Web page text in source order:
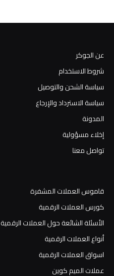
عن الجوكر
شروط الاستخدام
سياسة الشحن والتوصيل
سياسة الاسترداد والإرجاع
المدونة
إخلاء مسؤولية
تواصل معنا
قاموس العملات المشفرة
كورس العملات الرقمية
الأسئلة الشائعة حول العملات الرقمية
أنواع العملات الرقمية
اسواق العملات الرقمية
عملات الميم كوين